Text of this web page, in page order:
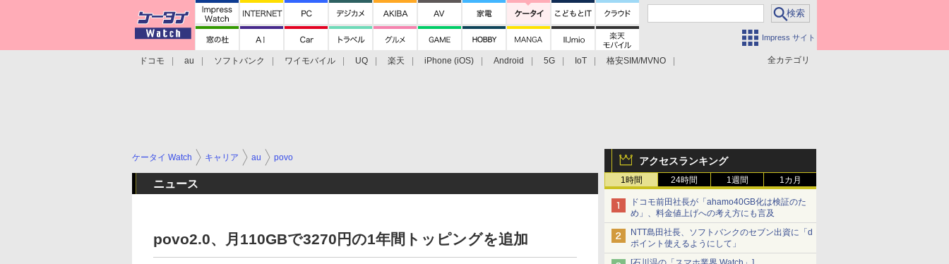
Impress サイト
全カテゴリ
ドコモ au ソフトバンク ワイモバイル UQ 楽天 iPhone (iOS) Android 5G IoT
格安SIM/MVNO
アクセスランキング
1時間 24時間 1週間 1カ月
ドコモ前田社長が「ahamo40GB化は検証のた
め」、料金値上げへの考え方にも言及
NTT島田社長、ソフトバンクのセブン出資に「d
ポイント使えるようにして」
ケータイ Watch キャリア au povo
ニュース
povo2.0、月110GBで3270円の1年間トッピングを追加